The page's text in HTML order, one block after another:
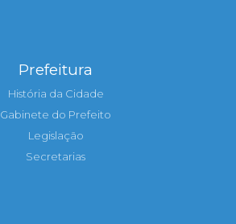
Prefeitura
História da Cidade
Gabinete do Prefeito
Legislação
Secretarias